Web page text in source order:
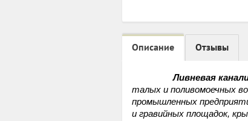
Описание Отзывы
Ливневая
талых и поливомоечных
промышленных
и гравийных площадок,